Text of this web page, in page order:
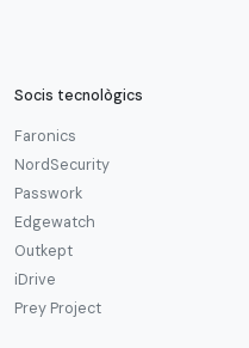
Socis tecnològics
Faronics
NordSecurity
Passwork
Edgewatch
Outkept
iDrive
Prey Project